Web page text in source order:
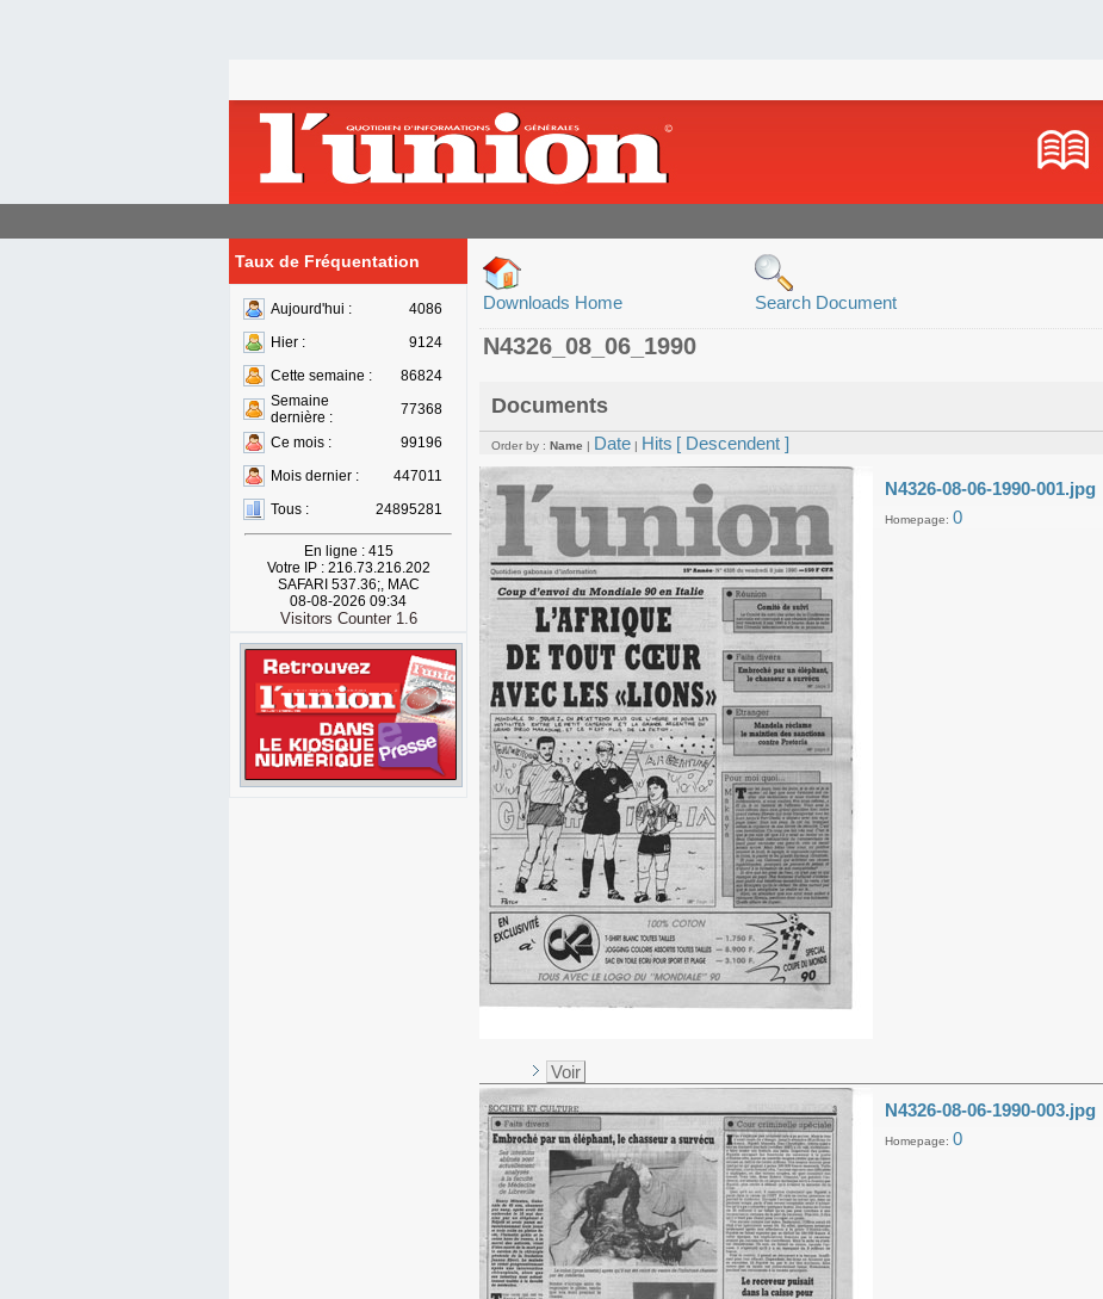
Taux de Fréquentation
Aujourd'hui :
4086
Hier :
9124
Cette semaine :
86824
Semaine
dernière :
77368
Ce mois :
99196
Mois dernier :
447011
Tous :
24895281
En ligne : 415
Votre IP : 216.73.216.202
SAFARI 537.36;, MAC
08-08-2026 09:34
Visitors Counter 1.6
Downloads Home Search Document
N4326_08_06_1990
Documents
Order by : Name | Date | Hits [ Descendent ]
N4326-08-06-1990-001.jpg
Homepage: 0
Voir
N4326-08-06-1990-003.jpg
Homepage: 0